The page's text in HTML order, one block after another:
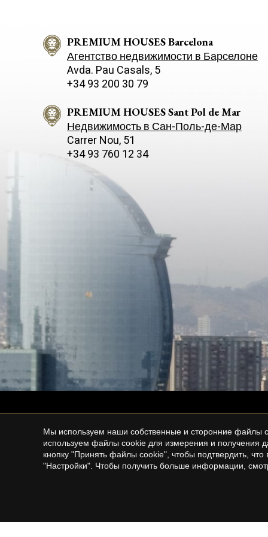
PREMIUM HOUSES Barcelona
Агентство недвижимости в Барселоне
Avda. Pau Casals, 5
+34 93 200 30 79
PREMIUM HOUSES Sant Pol de Mar
Недвижимость в Сан-Поль-де-Мар
Carrer Nou, 51
+34 93 760 12 34
Мы используем наши собственные и сторонние файлы
используем файлы cookie для измерения и получения
кнопку "Принять файлы cookie", чтобы подтвердить,
"Настройки". Чтобы получить больше информации,